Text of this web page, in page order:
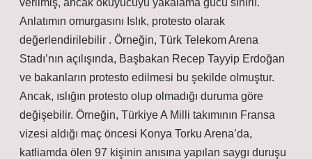
verilmiş, ancak okuyucuyu yakalama gücü sınırlı.
Anlatımın omurgasını Islık, protesto olarak
değerlendirilebilir . Örneğin, Türk Telekom Arena
Stadı’nın açılışında, Başbakan Recep Tayyip Erdoğan
ve bakanların protesto edilmesi bu şekilde olmuştur.
Ancak, ıslığın protesto olup olmadığı duruma göre
değişebilir. Örneğin, Türkiye A Milli takımının Fransa
vizesi aldığı maç öncesi Konya Torku Arena’da,
katliamda ölen 97 kişinin anısına yapılan saygı duruşu